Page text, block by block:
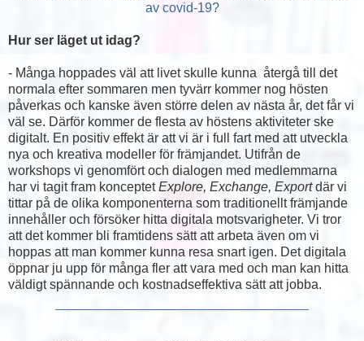
av covid-19?
Hur ser läget ut idag?
- Många hoppades väl att livet skulle kunna återgå till det
normala efter sommaren men tyvärr kommer nog hösten
påverkas och kanske även större delen av nästa år, det får vi
väl se. Därför kommer de flesta av höstens aktiviteter ske
digitalt. En positiv effekt är att vi är i full fart med att utveckla
nya och kreativa modeller för främjandet. Utifrån de
workshops vi genomfört och dialogen med medlemmarna
har vi tagit fram konceptetExplore, Exchange, Exportdär vi
tittar på de olika komponenterna som traditionellt främjande
innehåller och försöker hitta digitala motsvarigheter. Vi tror
att det kommer bli framtidens sätt att arbeta även om vi
hoppas att man kommer kunna resa snart igen. Det digitala
öppnar ju upp för många fler att vara med och man kan hitta
väldigt spännande och kostnadseffektiva sätt att jobba.